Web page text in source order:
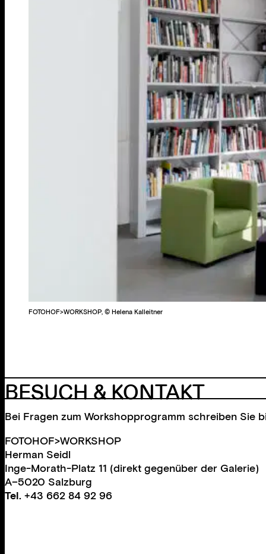
FOTOHOF>WORKSHOP, © Helena Kalleitner
BESUCH & KONTAKT
Bei Fragen zum Workshopprogramm schreiben Sie
FOTOHOF>WORKSHOP
Herman Seidl
Inge-Morath-Platz 11 (direkt gegenüber der Galerie)
A–5020 Salzburg
Tel. +43 662 84 92 96